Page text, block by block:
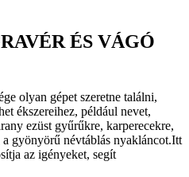
ÉS VÁGÓ
olyan gépet szeretne találni,
ékszereihez, például nevet,
ezüst gyűrűkre, karperecekre,
gyönyörű névtáblás nyakláncot.Itt
az igényeket, segít